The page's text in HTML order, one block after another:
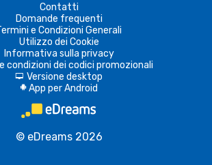
Contatti
Domande frequenti
e Condizioni Generali
Utilizzo dei Cookie
Informativa sulla privacy
condizioni dei codici promozionali
d Versione desktop
A App per Android
© eDreams 2026